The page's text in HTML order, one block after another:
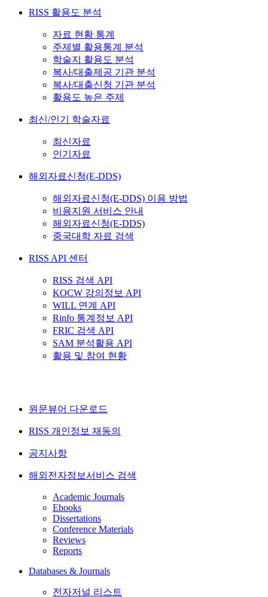
RISS 활용도 분석
자료 현황 통계
주제별 활용통계 분석
학술지 활용도 분석
복사/대출제공 기관 분석
복사/대출신청 기관 분석
활용도 높은 주제
최신/인기 학술자료
최신자료
인기자료
해외자료신청(E-DDS)
해외자료신청(E-DDS) 이용 방법
비용지원 서비스 안내
해외자료신청(E-DDS)
중국대학 자료 검색
RISS API 센터
RISS 검색 API
KOCW 강의정보 API
WILL 연계 API
Rinfo 통계정보 API
FRIC 검색 API
SAM 분석활용 API
활용 및 참여 현황
원문뷰어 다운로드
RISS 개인정보 재동의
공지사항
해외전자정보서비스 검색
Academic Journals
Ebooks
Dissertations
Conference Materials
Reviews
Reports
Databases & Journals
전자저널 리스트